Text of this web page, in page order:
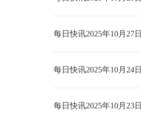
每日快讯2025年10月27日
每日快讯2025年10月24日
每日快讯2025年10月23日